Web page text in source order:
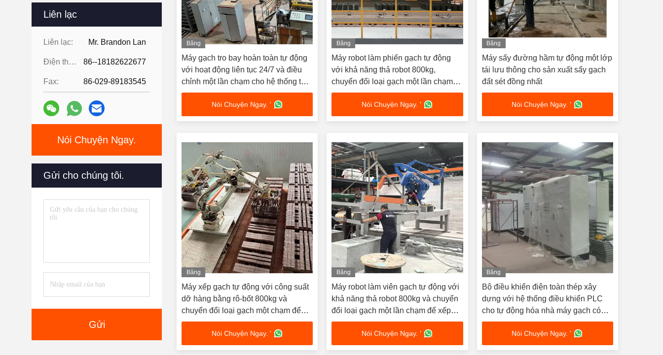
Thiết Kế Dự Án Brick
Liên lạc
Liên lạc: Mr. Brandon Lan
Điện thoại: 86--18182622677
Fax: 86-029-89183545
Nói Chuyện Ngay.
Gửi cho chúng tôi.
Gửi
Băng
hình
Máy gạch tro bay hoàn toàn tự động
với hoạt động liên tục 24/7 và điều
chỉnh một lần chạm cho hệ thống tải
và thả gạch
Nói Chuyện Ngay. '
Băng
hình
Máy robot làm phiến gạch tự động
với khả năng thả robot 800kg,
chuyển đổi loại gạch một lần chạm
và lái xe hai động cơ
Nói Chuyện Ngay. '
Băng
hình
Máy sấy đường hầm tự động một lớp
tái lưu thông cho sản xuất sấy gạch
đất sét đồng nhất
Nói Chuyện Ngay. '
Băng
hình
Máy xếp gạch tự động với công suất
dỡ hàng bằng rô-bốt 800kg và
chuyển đổi loại gạch một chạm để
xếp hàng hiệu quả
Nói Chuyện Ngay. '
Băng
hình
Máy robot làm viên gạch tự động với
khả năng thả robot 800kg và chuyển
đổi loại gạch một lần chạm để xếp
gạch hiệu quả
Nói Chuyện Ngay. '
Băng
hình
Bộ điều khiển điện toàn thép xây
dựng với hệ thống điều khiển PLC
cho tự động hóa nhà máy gạch có
thiết kế chống bụi và chống ẩm và
truyền thông Ethernet công nghiệp
Nói Chuyện Ngay. '